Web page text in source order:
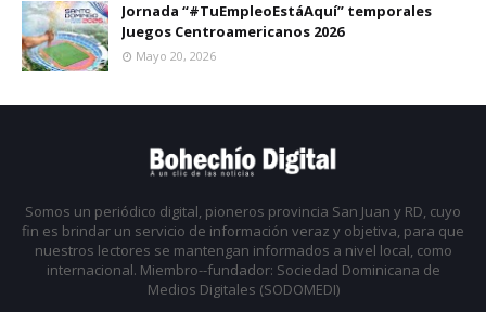
Jornada “#TuEmpleoEstáAquí” temporales
Juegos Centroamericanos 2026
Mayo 20, 2026
Somos un periódico digital, pioneros provincia San Juan y RD, cuyo
fin es brindar un servicio de información veraz y objetiva, para que
nuestros lectores se mantengan informados a nivel local, como
internacional. Miembro--fundador: Sociedad Dominicana de
Medios Digitales (SODOMEDI)